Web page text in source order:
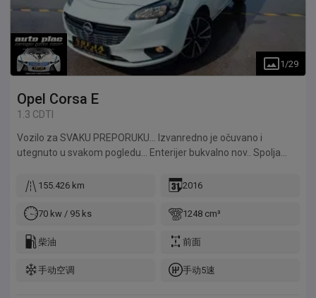
mehaničara i auto-električara, gde se svi uočeni nedostaci
otklanjaju i popravljaju a kupac dobija sigurno i provereno vozilo
za učešće u saobraćaju.. Ide na ime kupca tj. Plaćena carina,
porez i POTVRDA AUTO-MOTO SAVEZA... Kupcu ostaje samo
registracija koju završava istog dana... Gratis prevoz do
i pomoć pri vađenju istih.. Cena u zameni je 7.400e. Svi podaci u
ovom oglasu dati su u najboljoj nameri i informativnog su
ažurnost svih informacija o vozilu i opremi. Kupac je dužan da
samostalno proveri sve relevantne detalje pre kupovine.
niti za bilo kakvu štetu nastalu korišćenjem dostavljenih
2.000 kubika uz vašu doplatu... Molio bih da pre nego mi
tržišnu vrednost kako ne bi dolazilo do nesporazuma...Svi uslovi
zamene su vam ovde napisani... Cena mog vozila u zameni
NIJE ista kao za keš iz razloga što ja uzimam u zamenu vaš
1 /29
Opel Corsa E
1.3 CDTI
Vozilo za SVAKU PREPORUKU... Izvanredno je očuvano i
utegnuto u svakom pogledu... Enterijer bukvalno nov.. Spolja
funkciji... Kupljen NOV i prvi put registrovan 18.08.2016.god što
a.. Jako mali potrošač, jeftina registracija i jeftin za održavanje...
motor od 1.300 kubika novije generacije sa 95 Konjskih snaga
jeftinog održavanja a samim tim i jeftine registracije.. Idealno
155.426 km 2016
70 kw / 95 ks 1248 cm³
柴油 前面
手动空调 手动5速